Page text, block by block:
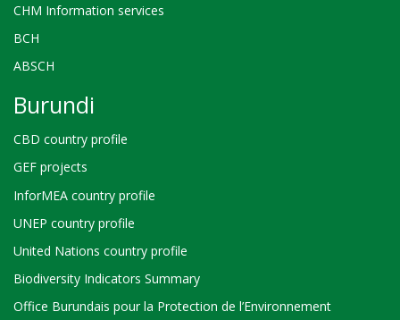
CHM Information services
BCH
ABSCH
Burundi
CBD country profile
GEF projects
InforMEA country profile
UNEP country profile
United Nations country profile
Biodiversity Indicators Summary
Office Burundais pour la Protection de l’Environnement